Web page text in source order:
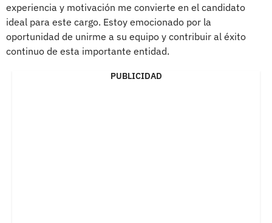
experiencia y motivación me convierte en el candidato
ideal para este cargo. Estoy emocionado por la
oportunidad de unirme a su equipo y contribuir al éxito
continuo de esta importante entidad.
PUBLICIDAD